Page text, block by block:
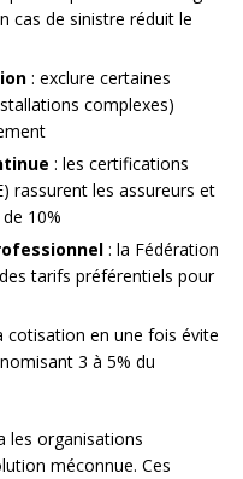
cas de sinistre réduit le
: exclure certaines
complexes)
: les certifications
rassurent les assureurs et
10%
: la Fédération
tarifs préférentiels pour
cotisation en une fois évite
3 à 5% du
les organisations
méconnue. Ces